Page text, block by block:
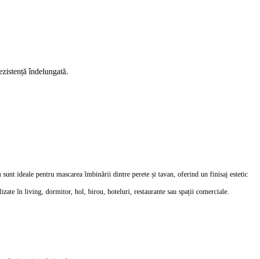
îndelungată.
ideale pentru mascarea îmbinării dintre perete și tavan, oferind un finisaj estetic
în living, dormitor, hol, birou, hoteluri, restaurante sau spații comerciale.